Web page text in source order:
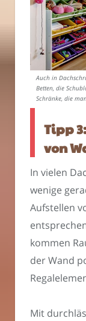
Auch in
Betten, die
Schränke, die
Tipp
von
In vielen
wenige
Aufstellen
kommen
der Wand
Mit